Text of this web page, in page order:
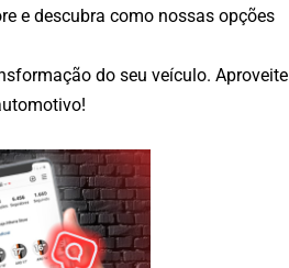
e descubra como nossas opções
do seu veículo. Aproveite